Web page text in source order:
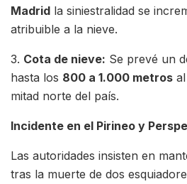
Madrid la siniestralidad se
atribuible a la nieve.
3. Cota de nieve: Se prevé un
hasta los 800 a 1.000 metros
mitad norte del país.
Incidente en el Pirineo y
Las autoridades insisten en
tras la muerte de dos